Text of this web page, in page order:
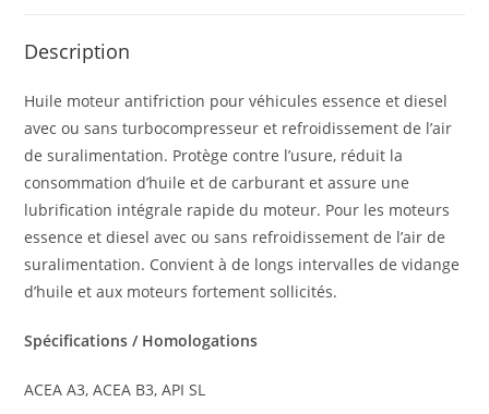
Description
Huile moteur antifriction pour véhicules essence et diesel
avec ou sans turbocompresseur et refroidissement de l’air
de suralimentation. Protège contre l’usure, réduit la
consommation d’huile et de carburant et assure une
lubrification intégrale rapide du moteur. Pour les moteurs
essence et diesel avec ou sans refroidissement de l’air de
suralimentation. Convient à de longs intervalles de vidange
d’huile et aux moteurs fortement sollicités.
Spécifications / Homologations
ACEA A3, ACEA B3, API SL